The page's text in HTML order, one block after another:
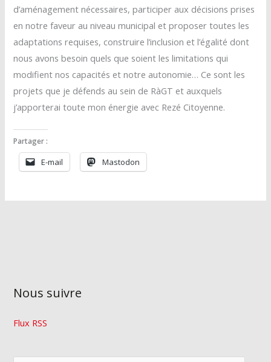
d’aménagement nécessaires, participer aux décisions prises
en notre faveur au niveau municipal et proposer toutes les
adaptations requises, construire l’inclusion et l’égalité dont
nous avons besoin quels que soient les limitations qui
modifient nos capacités et notre autonomie… Ce sont les
projets que je défends au sein de RàGT et auxquels
j’apporterai toute mon énergie avec Rezé Citoyenne.
Partager :
E-mail Mastodon
Nous suivre
Flux RSS